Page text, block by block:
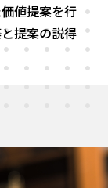
値提案を行
提案の説得